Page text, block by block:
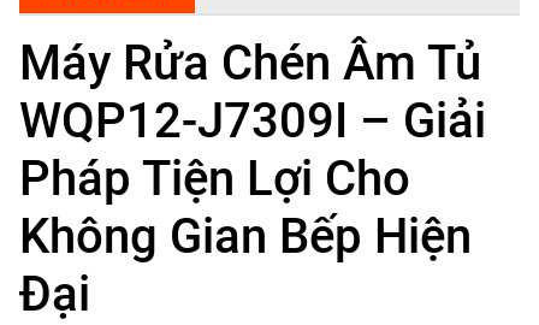
Máy Rửa Chén Âm Tủ
WQP12-J7309I – Giải
Pháp Tiện Lợi Cho
Không Gian Bếp Hiện
Đại